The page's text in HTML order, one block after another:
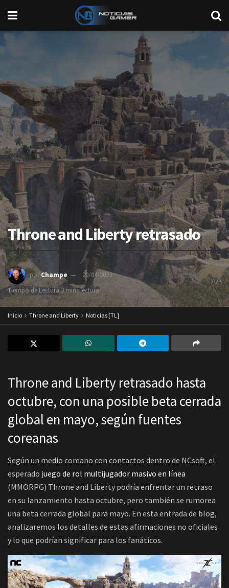
Throne and Liberty retrasado
por Champe
20/04/2023
Tiempo de Lectura:3 mins lectura
AA
Inicio Throne and Liberty Noticias [TL]
Throne and Liberty retrasado hasta
octubre, con una posible beta cerrada
global en mayo, según fuentes
coreanas
Según un medio coreano con contactos dentro de NCsoft, el
esperado juego de rol multijugador masivo en línea
(MMORPG) Throne and Liberty podría enfrentar un retraso
en su lanzamiento hasta octubre, pero también se rumorea
una beta cerrada global para mayo. En esta entrada de blog,
analizaremos los detalles de estas afirmaciones no oficiales
y lo que podrían significar para los fanáticos.